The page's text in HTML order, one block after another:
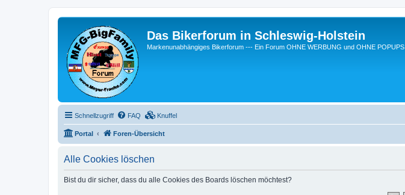
Das Bikerforum in Schleswig-Holstein
Markenunabhängiges Bikerforum --- Ein Forum OHNE WERBUNG und OHNE POPUPS
Schnellzugriff FAQ Knuffel
Portal Foren-Übersicht
Alle Cookies löschen
Bist du dir sicher, dass du alle Cookies des Boards löschen möchtest?